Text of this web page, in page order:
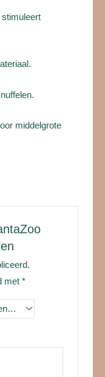
stimuleert
middelgrote
met*